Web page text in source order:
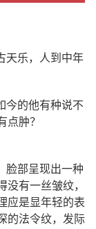
天乐，人到中年
今的他有种说不
点肿？
脸部呈现出一种
没有一丝皱纹，
应是显年轻的表
的法令纹，发际